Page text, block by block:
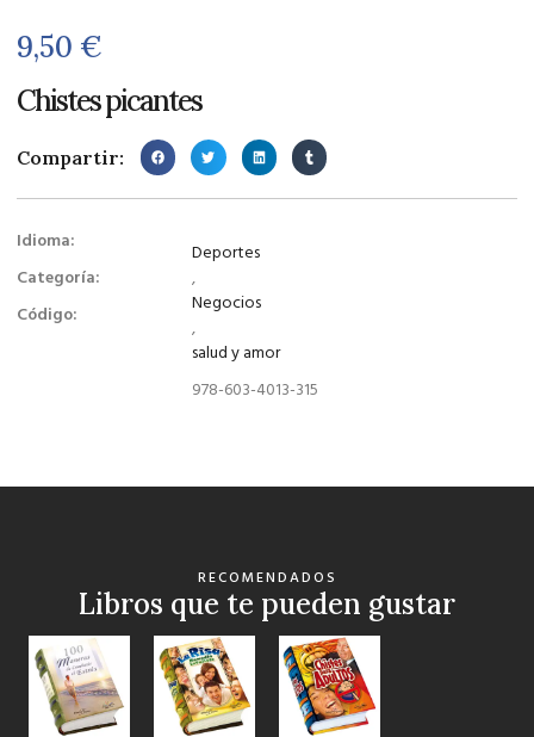
9,50 €
Chistes picantes
Compartir:
Idioma:
Categoría:
Código:
Deportes
,
Negocios
,
salud y amor
978-603-4013-315
RECOMENDADOS
Libros que te pueden gustar